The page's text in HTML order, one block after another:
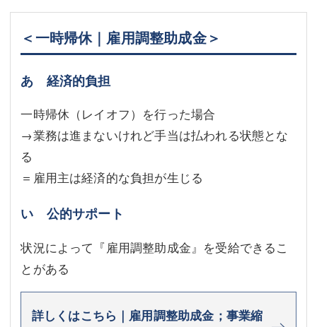
＜一時帰休｜雇用調整助成金＞
あ 経済的負担
一時帰休（レイオフ）を行った場合
→業務は進まないけれど手当は払われる状態とな
る
＝雇用主は経済的な負担が生じる
い 公的サポート
状況によって『雇用調整助成金』を受給できるこ
とがある
詳しくはこちら｜雇用調整助成金；事業縮